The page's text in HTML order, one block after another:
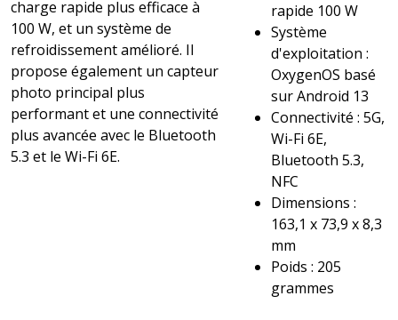
charge rapide plus efficace à
100 W, et un système de
refroidissement amélioré. Il
propose également un capteur
photo principal plus
performant et une connectivité
plus avancée avec le Bluetooth
5.3 et le Wi-Fi 6E.
rapide 100 W
Système
d'exploitation :
OxygenOS basé
sur Android 13
Connectivité : 5G,
Wi-Fi 6E,
Bluetooth 5.3,
NFC
Dimensions :
163,1 x 73,9 x 8,3
mm
Poids : 205
grammes